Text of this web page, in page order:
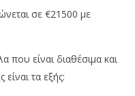
σε €21500 με
είναι διαθέσιμα και
τα εξής: